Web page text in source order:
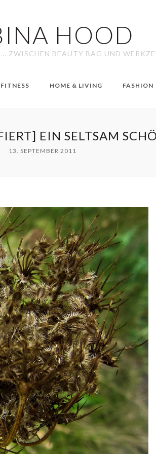
HOOD
ZWISCHEN BEAUTY BAG UND
HOME & LIVING FASHION
EIN SELTSAM
13. SEPTEMBER 2011